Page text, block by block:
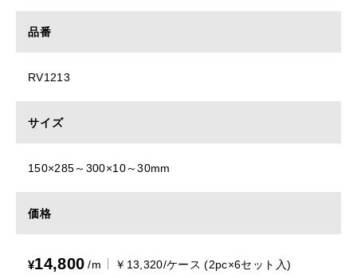
品番
RV1213
サイズ
150×285～300×10～30mm
価格
¥14,800 /m ￥13,320/ケース (2pc×6セット入)